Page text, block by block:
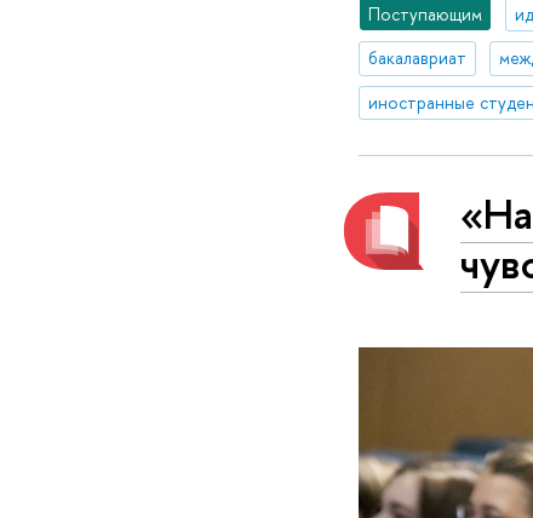
Поступающим
бакалавриат
иностранные